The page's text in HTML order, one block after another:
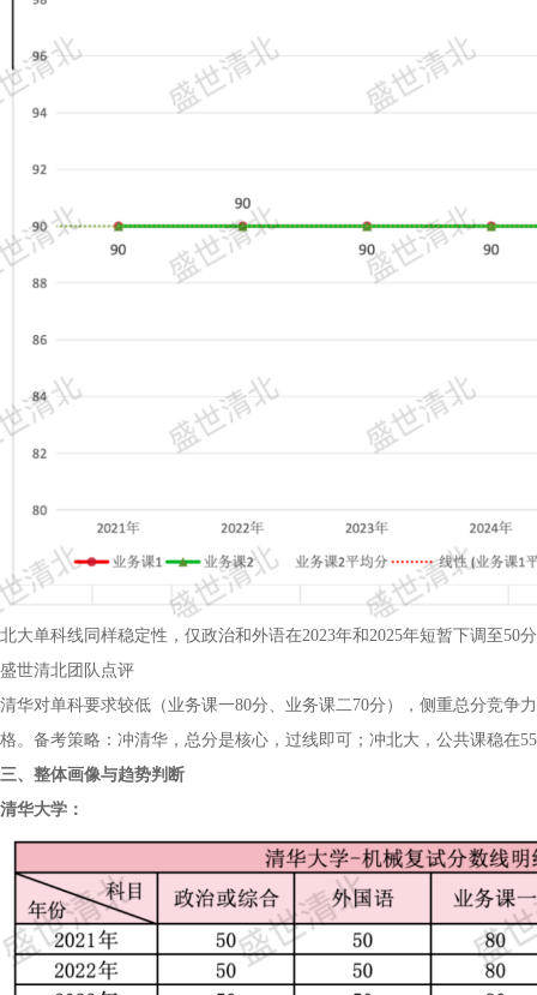
北大单科线同样稳定性，仅政治和外语在2023年和2025年短暂下调至50
盛世清北团队点评
清华对单科要求较低（业务课一80分、业务课二70分），侧重总分竞争
格。备考策略：冲清华，总分是核心，过线即可；冲北大，公共课稳在
三、整体画像与趋势判断
清华大学：